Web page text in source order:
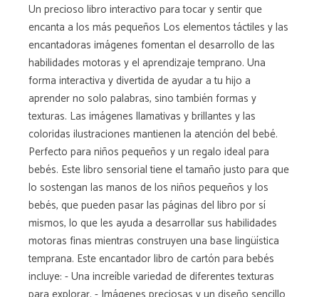
Un precioso libro interactivo para tocar y sentir que
encanta a los más pequeños Los elementos táctiles y las
encantadoras imágenes fomentan el desarrollo de las
habilidades motoras y el aprendizaje temprano. Una
forma interactiva y divertida de ayudar a tu hijo a
aprender no solo palabras, sino también formas y
texturas. Las imágenes llamativas y brillantes y las
coloridas ilustraciones mantienen la atención del bebé.
Perfecto para niños pequeños y un regalo ideal para
bebés. Este libro sensorial tiene el tamaño justo para que
lo sostengan las manos de los niños pequeños y los
bebés, que pueden pasar las páginas del libro por sí
mismos, lo que les ayuda a desarrollar sus habilidades
motoras finas mientras construyen una base lingüística
temprana. Este encantador libro de cartón para bebés
incluye: - Una increíble variedad de diferentes texturas